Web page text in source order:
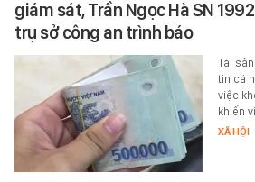
giám sát, Trần Ngọc Hà SN
trụ sở công an trình báo
Tài
tin cá
việc
khiến
XÃ HỘI